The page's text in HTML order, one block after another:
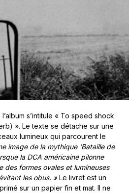
s’intitule « To speed shock
». Le texte se détache sur une
lumineux qui parcourent le
image de la mythique ‘Bataille de
la DCA américaine pilonne
des formes ovales et lumineuses
les obus. »Le livret est un
sur un papier fin et mat. Il ne